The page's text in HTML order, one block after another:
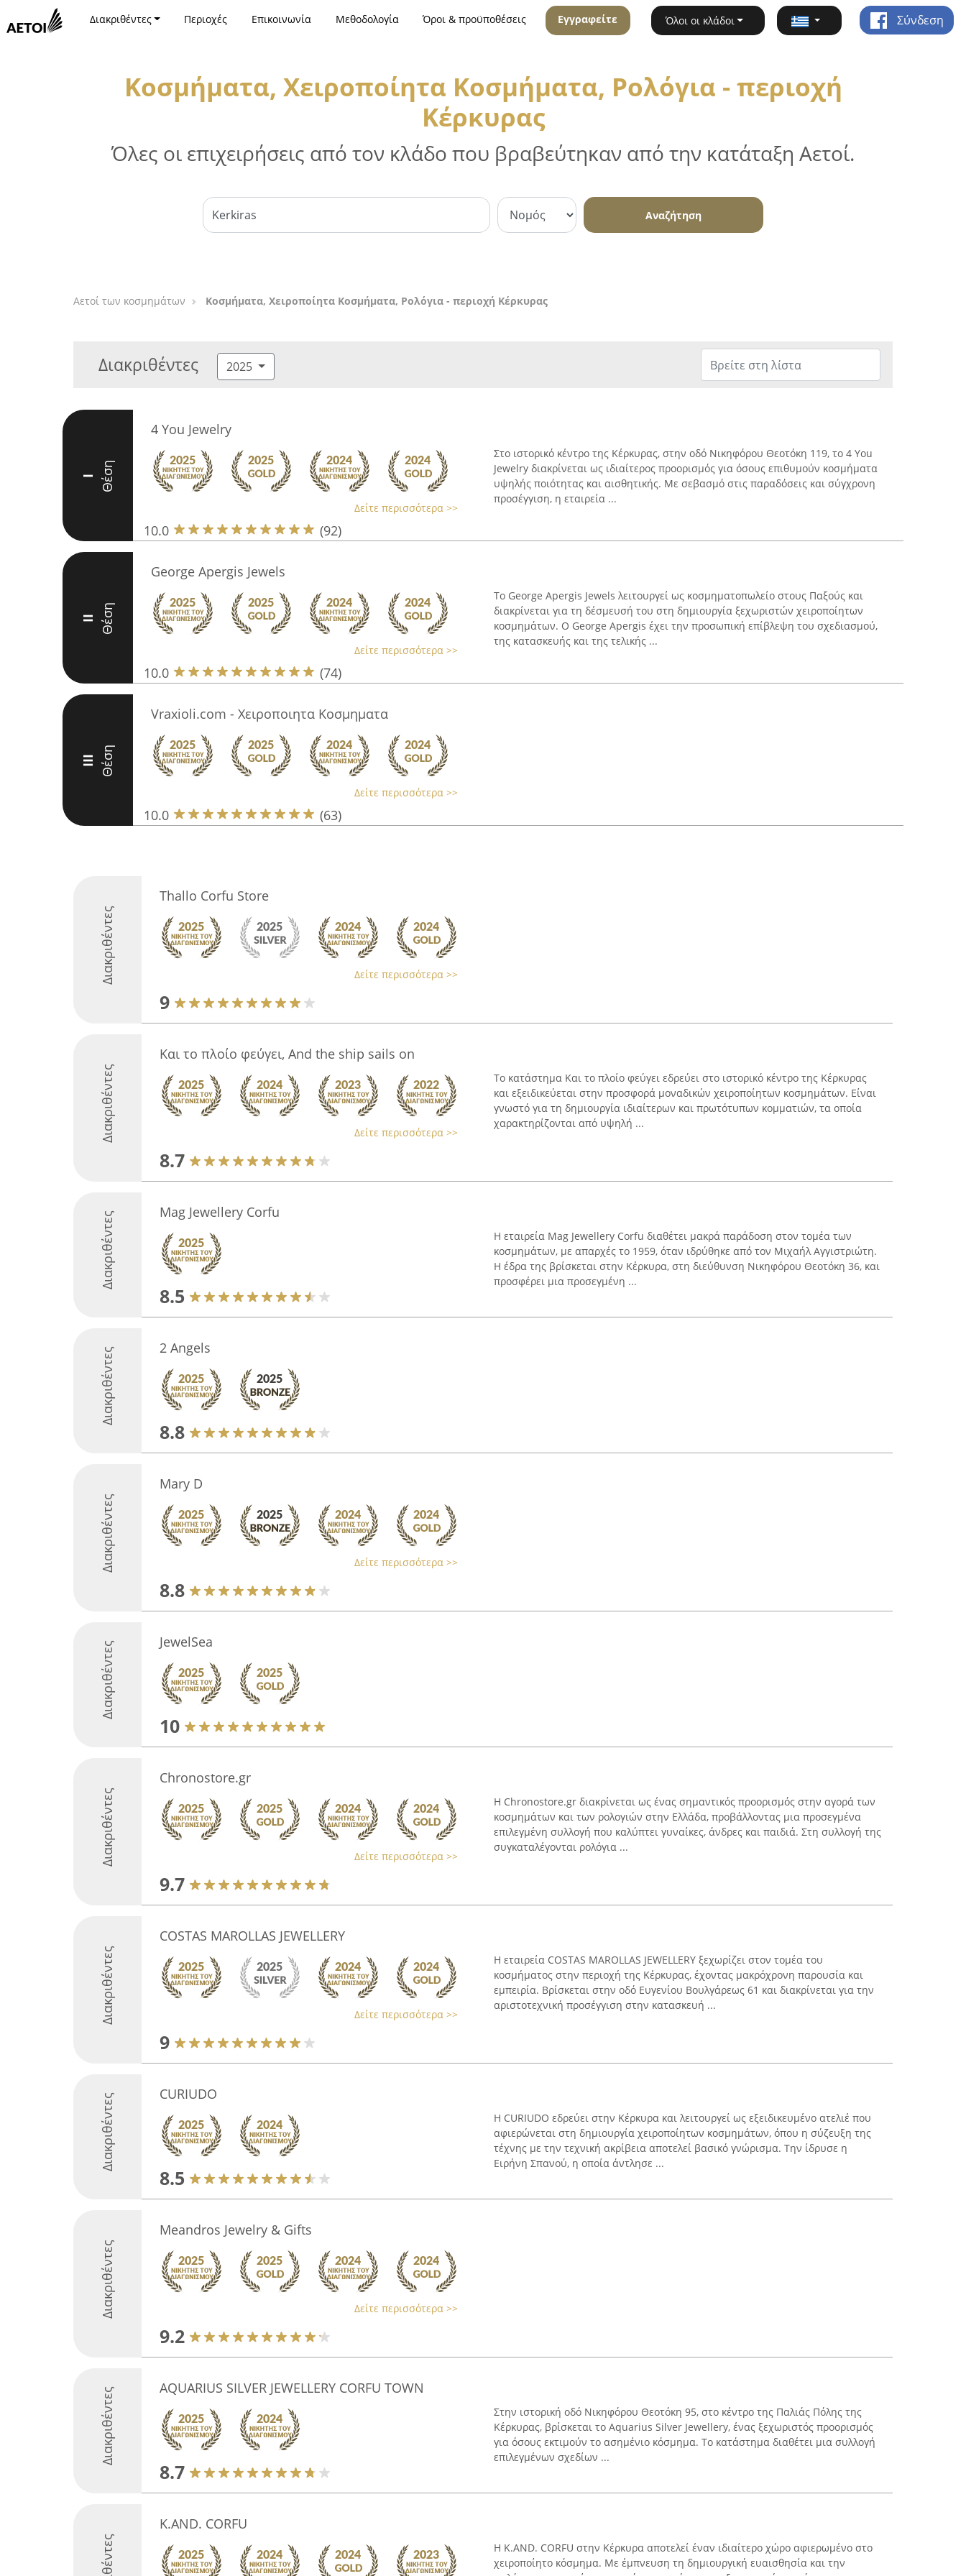
Διακριθέντες Περιοχές Επικοινωνία Μεθοδολογία Όροι & προϋποθέσεις Εγγραφείτε Όλοι οι κλάδοι Σύνδεση
Κοσμήματα, Χειροποίητα Κοσμήματα, Ρολόγια - περιοχή
Κέρκυρας
Όλες οι επιχειρήσεις από τον κλάδο που βραβεύτηκαν από την κατάταξη Αετοί.
Αναζήτηση
Αετοί των κοσμημάτων Κοσμήματα, Χειροποίητα Κοσμήματα, Ρολόγια - περιοχή Κέρκυρας
Διακριθέντες 2025
I Θέση
4 You Jewelry
Δείτε περισσότερα >>
10.0 (92)
Στο ιστορικό κέντρο της Κέρκυρας, στην οδό Νικηφόρου Θεοτόκη 119, το 4 You
Jewelry διακρίνεται ως ιδιαίτερος προορισμός για όσους επιθυμούν κοσμήματα
υψηλής ποιότητας και αισθητικής. Με σεβασμό στις παραδόσεις και σύγχρονη
προσέγγιση, η εταιρεία ...
II Θέση
George Apergis Jewels
Δείτε περισσότερα >>
10.0 (74)
Το George Apergis Jewels λειτουργεί ως κοσμηματοπωλείο στους Παξούς και
διακρίνεται για τη δέσμευσή του στη δημιουργία ξεχωριστών χειροποίητων
κοσμημάτων. Ο George Apergis έχει την προσωπική επίβλεψη του σχεδιασμού,
της κατασκευής και της τελικής ...
III Θέση
Vraxioli.com - Χειροποιητα Κοσμηματα
Δείτε περισσότερα >>
10.0 (63)
Διακριθέντες
Thallo Corfu Store
Δείτε περισσότερα >>
9
Διακριθέντες
Και το πλοίο φεύγει, And the ship sails on
Δείτε περισσότερα >>
8.7
Το κατάστημα Και το πλοίο φεύγει εδρεύει στο ιστορικό κέντρο της Κέρκυρας
και εξειδικεύεται στην προσφορά μοναδικών χειροποίητων κοσμημάτων. Είναι
γνωστό για τη δημιουργία ιδιαίτερων και πρωτότυπων κομματιών, τα οποία
χαρακτηρίζονται από υψηλή ...
Διακριθέντες Mag Jewellery Corfu
8.5
Η εταιρεία Mag Jewellery Corfu διαθέτει μακρά παράδοση στον τομέα των
κοσμημάτων, με απαρχές το 1959, όταν ιδρύθηκε από τον Μιχαήλ Αγγιστριώτη.
Η έδρα της βρίσκεται στην Κέρκυρα, στη διεύθυνση Νικηφόρου Θεοτόκη 36, και
προσφέρει μια προσεγμένη ...
Διακριθέντες 2 Angels
8.8
Διακριθέντες
Mary D
Δείτε περισσότερα >>
8.8
Διακριθέντες JewelSea
10
Διακριθέντες
Chronostore.gr
Δείτε περισσότερα >>
9.7
Η Chronostore.gr διακρίνεται ως ένας σημαντικός προορισμός στην αγορά των
κοσμημάτων και των ρολογιών στην Ελλάδα, προβάλλοντας μια προσεγμένα
επιλεγμένη συλλογή που καλύπτει γυναίκες, άνδρες και παιδιά. Στη συλλογή της
συγκαταλέγονται ρολόγια ...
Διακριθέντες
COSTAS MAROLLAS JEWELLERY
Δείτε περισσότερα >>
9
Η εταιρεία COSTAS MAROLLAS JEWELLERY ξεχωρίζει στον τομέα του
κοσμήματος στην περιοχή της Κέρκυρας, έχοντας μακρόχρονη παρουσία και
εμπειρία. Βρίσκεται στην οδό Ευγενίου Βουλγάρεως 61 και διακρίνεται για την
αριστοτεχνική προσέγγιση στην κατασκευή ...
Διακριθέντες CURIUDO
8.5
Η CURIUDO εδρεύει στην Κέρκυρα και λειτουργεί ως εξειδικευμένο ατελιέ που
αφιερώνεται στη δημιουργία χειροποίητων κοσμημάτων, όπου η σύζευξη της
τέχνης με την τεχνική ακρίβεια αποτελεί βασικό γνώρισμα. Την ίδρυσε η
Ειρήνη Σπανού, η οποία άντλησε ...
Διακριθέντες
Meandros Jewelry & Gifts
Δείτε περισσότερα >>
9.2
Διακριθέντες AQUARIUS SILVER JEWELLERY CORFU TOWN
8.7
Στην ιστορική οδό Νικηφόρου Θεοτόκη 95, στο κέντρο της Παλιάς Πόλης της
Κέρκυρας, βρίσκεται το Aquarius Silver Jewellery, ένας ξεχωριστός προορισμός
για όσους εκτιμούν το ασημένιο κόσμημα. Το κατάστημα διαθέτει μια συλλογή
επιλεγμένων σχεδίων ...
K.AND. CORFU
Η K.AND. CORFU στην Κέρκυρα αποτελεί έναν ιδιαίτερο χώρο αφιερωμένο στο
χειροποίητο κόσμημα. Με έμπνευση τη δημιουργική ευαισθησία και την